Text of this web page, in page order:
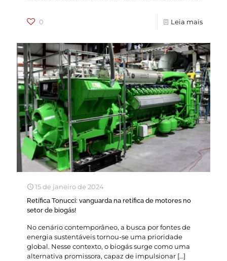
0 Leia mais
15 de janeiro de 2024
Retífica Tonucci: vanguarda na retífica de motores no
setor de biogás!
No cenário contemporâneo, a busca por fontes de
energia sustentáveis tornou-se uma prioridade
global. Nesse contexto, o biogás surge como uma
alternativa promissora, capaz de impulsionar […]